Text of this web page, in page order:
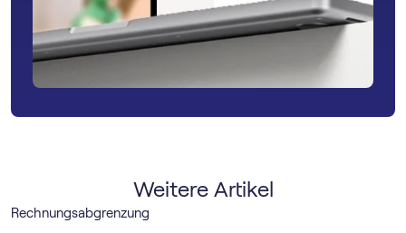
Weitere Artikel
Rechnungsabgrenzung